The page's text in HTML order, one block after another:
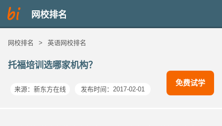
网校排名
网校排名 > 英语网校排名
托福培训选哪家机构？
来源： 新东方在线 发布时间：2017-02-01
免费试学